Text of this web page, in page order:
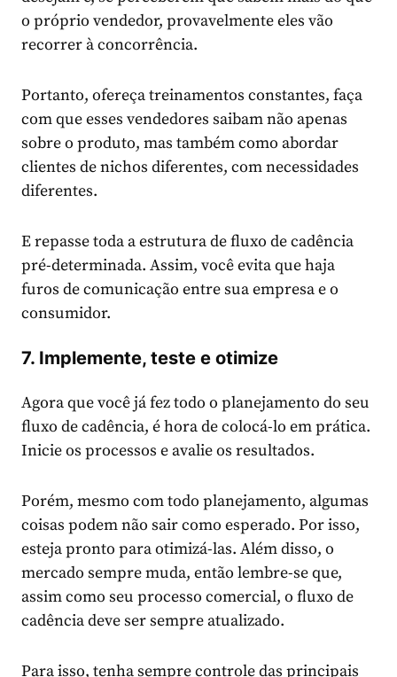
o próprio vendedor, provavelmente eles vão
recorrer à concorrência.
Portanto, ofereça treinamentos constantes, faça
com que esses vendedores saibam não apenas
sobre o produto, mas também como abordar
clientes de nichos diferentes, com necessidades
diferentes.
E repasse toda a estrutura de fluxo de cadência
pré-determinada. Assim, você evita que haja
furos de comunicação entre sua empresa e o
consumidor.
7. Implemente, teste e otimize
Agora que você já fez todo o planejamento do seu
fluxo de cadência, é hora de colocá-lo em prática.
Inicie os processos e avalie os resultados.
Porém, mesmo com todo planejamento, algumas
coisas podem não sair como esperado. Por isso,
esteja pronto para otimizá-las. Além disso, o
mercado sempre muda, então lembre-se que,
assim como seu processo comercial, o fluxo de
cadência deve ser sempre atualizado.
Para isso, tenha sempre controle das principais